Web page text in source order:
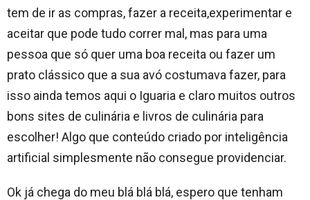
tem de ir as compras, fazer a receita,experimentar e
aceitar que pode tudo correr mal, mas para uma
pessoa que só quer uma boa receita ou fazer um
prato clássico que a sua avó costumava fazer, para
isso ainda temos aqui o Iguaria e claro muitos outros
bons sites de culinária e livros de culinária para
escolher! Algo que conteúdo criado por inteligência
artificial simplesmente não consegue providenciar.
Ok já chega do meu blá blá blá, espero que tenham